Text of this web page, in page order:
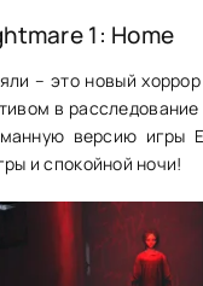
1: Home
– это новый
в
версию игры
и спокойной ночи!